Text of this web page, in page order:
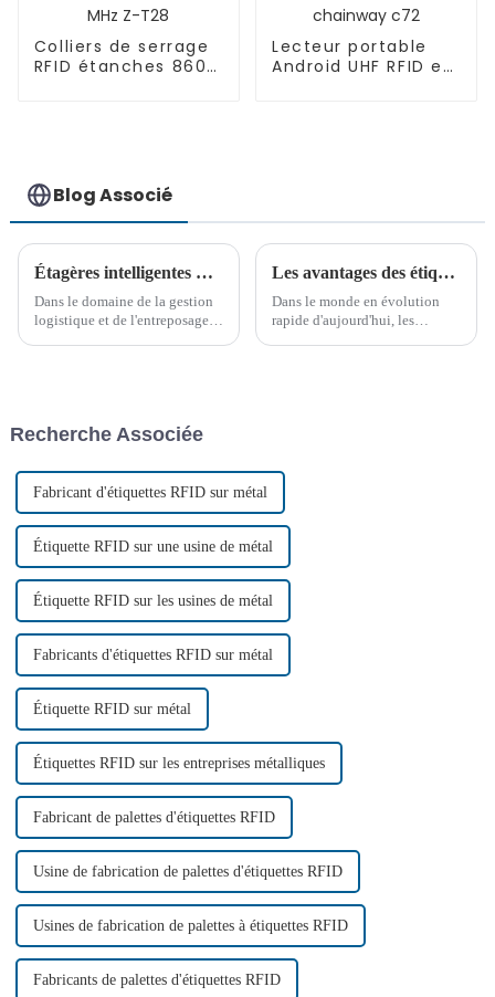
Colliers de serrage
RFID étanches 860-
Lecteur portable
Android UHF RFID et
Blog Associé
Étagères intelligentes RFID dans les applications de gestion d'entrepôt et avantages
Dans le domaine de la gestion
logistique et de l'entreposage
RFID (Radio Frequency I...
Les avantages des étiquettes RFID UHF haute température
Dans le monde en évolution
rapide d'aujourd'hui, les
Recherche Associée
Fabricant d'étiquettes RFID sur métal
Étiquette RFID sur une usine de métal
Étiquette RFID sur les usines de métal
Fabricants d'étiquettes RFID sur métal
Étiquette RFID sur métal
Étiquettes RFID sur les entreprises métalliques
Fabricant de palettes d'étiquettes RFID
Usine de fabrication de palettes d'étiquettes RFID
Usines de fabrication de palettes à étiquettes RFID
Fabricants de palettes d'étiquettes RFID